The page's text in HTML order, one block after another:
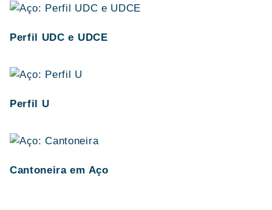
Perfil UDC e UDCE
Perfil U
Cantoneira em Aço